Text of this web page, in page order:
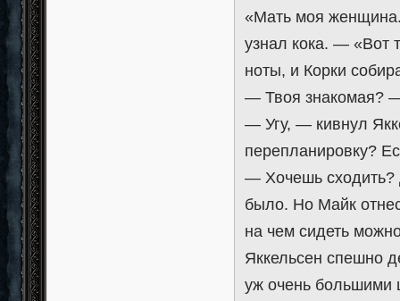
«Мать моя
узнал кока. — «Вот
ноты, и Корки
— Твоя знакомая?
— Угу, — кивнул
перепланировку?
— Хочешь сходить?
было. Но Майк
на чем сидеть
Яккельсен спешно
уж очень большими